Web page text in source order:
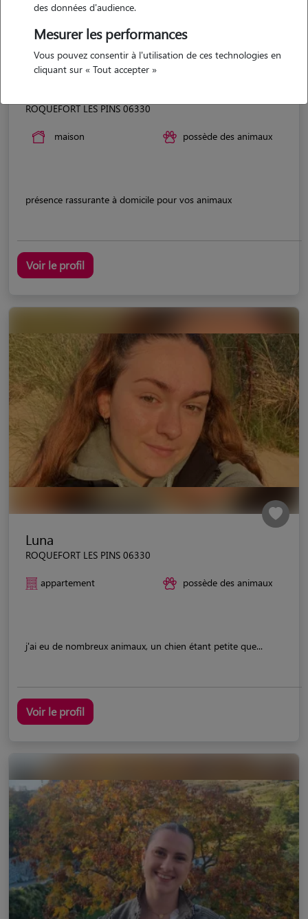
ROQUEFORT LES PINS 06330
maison possède des animaux
présence rassurante à domicile pour vos animaux
Voir le profil
Luna
ROQUEFORT LES PINS 06330
appartement possède des animaux
j'ai eu de nombreux animaux, un chien étant petite que...
Voir le profil
des données d'audience.
Mesurer les performances
Vous pouvez consentir à l'utilisation de ces technologies en
cliquant sur « Tout accepter »